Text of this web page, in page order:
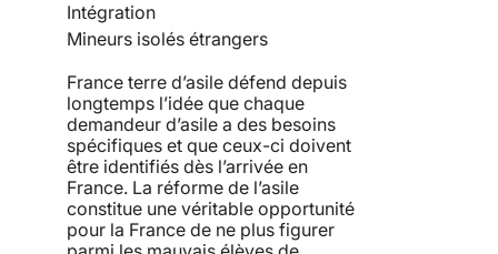
Intégration
Mineurs isolés étrangers
France terre d’asile défend depuis
longtemps l’idée que chaque
demandeur d’asile a des besoins
spécifiques et que ceux-ci doivent
être identifiés dès l’arrivée en
France. La réforme de l’asile
constitue une véritable opportunité
pour la France de ne plus figurer